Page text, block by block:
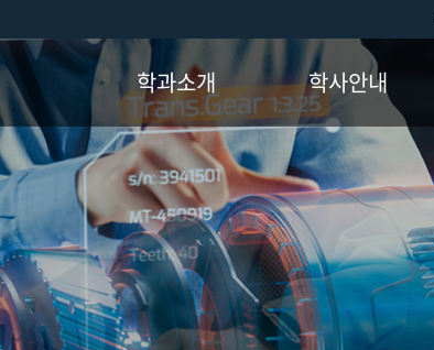
학과소개
학과소개
인사말
연혁
교수진
학사안내
교육과정
졸업요건
장학제도
학사일정